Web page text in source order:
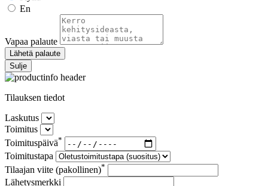
En
Vapaa palaute
Lähetä palaute
Sulje
Tilauksen tiedot
Laskutus
Toimitus
Toimituspäivä*
Toimitustapa
Tilaajan viite (pakollinen)*
Lähetysmerkki